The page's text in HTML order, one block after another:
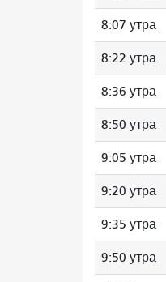
8:07 утра
8:22 утра
8:36 утра
8:50 утра
9:05 утра
9:20 утра
9:35 утра
9:50 утра